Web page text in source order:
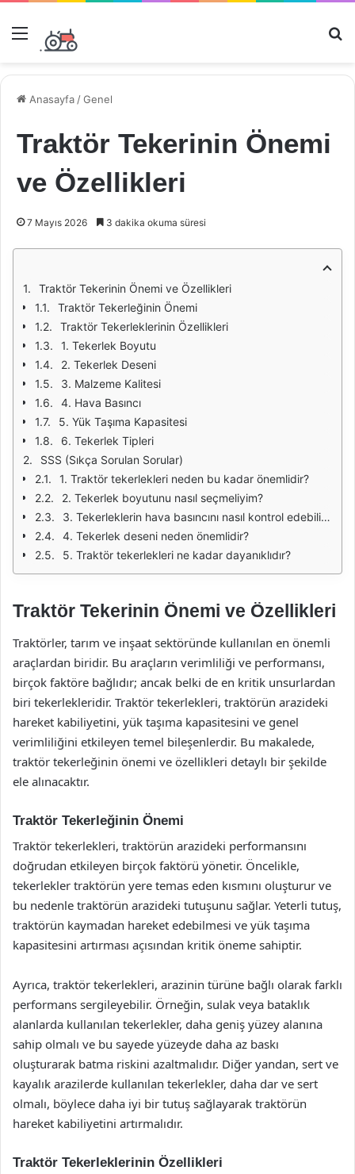
Menü
Anasayfa /Genel
Traktör Tekerinin Önemi
ve Özellikleri
7 Mayıs 2026 3 dakika okuma süresi
Traktör Tekerinin Önemi ve Özellikleri
Traktör Tekerleğinin Önemi
Traktör Tekerleklerinin Özellikleri
1. Tekerlek Boyutu
2. Tekerlek Deseni
3. Malzeme Kalitesi
4. Hava Basıncı
5. Yük Taşıma Kapasitesi
6. Tekerlek Tipleri
SSS (Sıkça Sorulan Sorular)
1. Traktör tekerlekleri neden bu kadar önemlidir?
2. Tekerlek boyutunu nasıl seçmeliyim?
3. Tekerleklerin hava basıncını nasıl kontrol edebilirim?
4. Tekerlek deseni neden önemlidir?
5. Traktör tekerlekleri ne kadar dayanıklıdır?
Traktör Tekerinin Önemi ve Özellikleri
Traktörler, tarım ve inşaat sektöründe kullanılan en önemli
araçlardan biridir. Bu araçların verimliliği ve performansı,
birçok faktöre bağlıdır; ancak belki de en kritik unsurlardan
biri tekerlekleridir. Traktör tekerlekleri, traktörün arazideki
hareket kabiliyetini, yük taşıma kapasitesini ve genel
verimliliğini etkileyen temel bileşenlerdir. Bu makalede,
traktör tekerleğinin önemi ve özellikleri detaylı bir şekilde
ele alınacaktır.
Traktör Tekerleğinin Önemi
Traktör tekerlekleri, traktörün arazideki performansını
doğrudan etkileyen birçok faktörü yönetir. Öncelikle,
tekerlekler traktörün yere temas eden kısmını oluşturur ve
bu nedenle traktörün arazideki tutuşunu sağlar. Yeterli tutuş,
traktörün kaymadan hareket edebilmesi ve yük taşıma
kapasitesini artırması açısından kritik öneme sahiptir.
Ayrıca, traktör tekerlekleri, arazinin türüne bağlı olarak farklı
performans sergileyebilir. Örneğin, sulak veya bataklık
alanlarda kullanılan tekerlekler, daha geniş yüzey alanına
sahip olmalı ve bu sayede yüzeyde daha az baskı
oluşturarak batma riskini azaltmalıdır. Diğer yandan, sert ve
kayalık arazilerde kullanılan tekerlekler, daha dar ve sert
olmalı, böylece daha iyi bir tutuş sağlayarak traktörün
hareket kabiliyetini artırmalıdır.
Traktör Tekerleklerinin Özellikleri